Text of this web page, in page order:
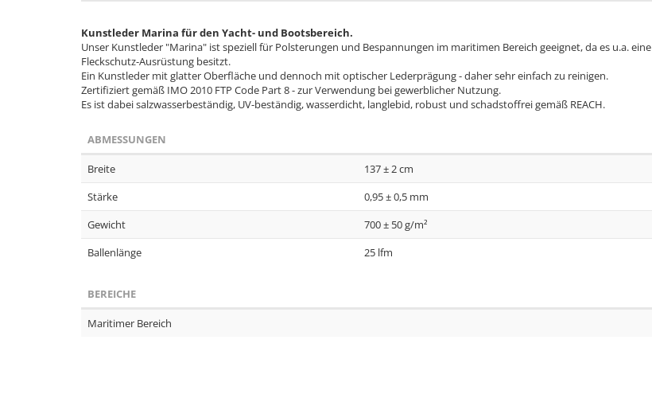
Kunstleder Marina für den Yacht- und Bootsbereich.
Unser Kunstleder "Marina" ist speziell für Polsterungen und Bespannungen im maritimen Bereich geeignet, da es u.a. eine
Fleckschutz-Ausrüstung besitzt.
Ein Kunstleder mit glatter Oberfläche und dennoch mit optischer Lederprägung - daher sehr einfach zu reinigen.
Zertifiziert gemäß IMO 2010 FTP Code Part 8 - zur Verwendung bei gewerblicher Nutzung.
Es ist dabei salzwasserbeständig, UV-beständig, wasserdicht, langlebid, robust und schadstoffrei gemäß REACH.
ABMESSUNGEN
Breite
137 ± 2 cm
Stärke
0,95 ± 0,5 mm
Gewicht
700 ± 50 g/m²
Ballenlänge
25 lfm
BEREICHE
Maritimer Bereich